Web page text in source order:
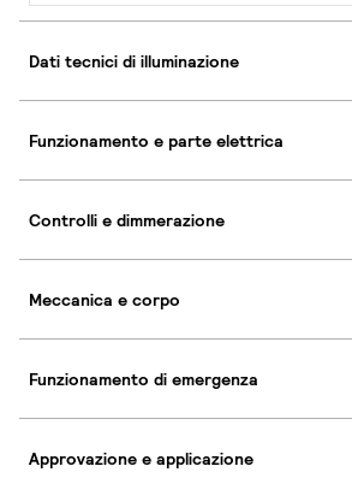
Dati tecnici di illuminazione
Funzionamento e parte elettrica
Controlli e dimmerazione
Meccanica e corpo
Funzionamento di emergenza
Approvazione e applicazione